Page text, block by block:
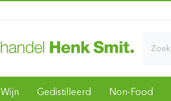
Wijn Gedistilleerd Non-Food